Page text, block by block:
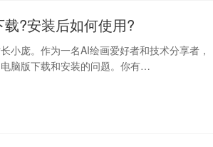
?安装后如何使用?
小庞。作为一名AI绘画爱好者和技术分享者，
脑版下载和安装的问题。你有…